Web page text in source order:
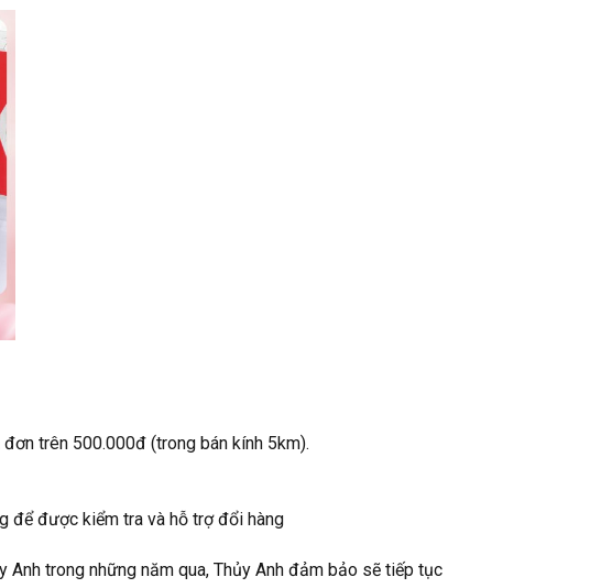
trên 500.000đ (trong bán kính 5km).
để được kiểm tra và hỗ trợ đổi hàng
Anh trong những năm qua, Thủy Anh đảm bảo sẽ tiếp tục